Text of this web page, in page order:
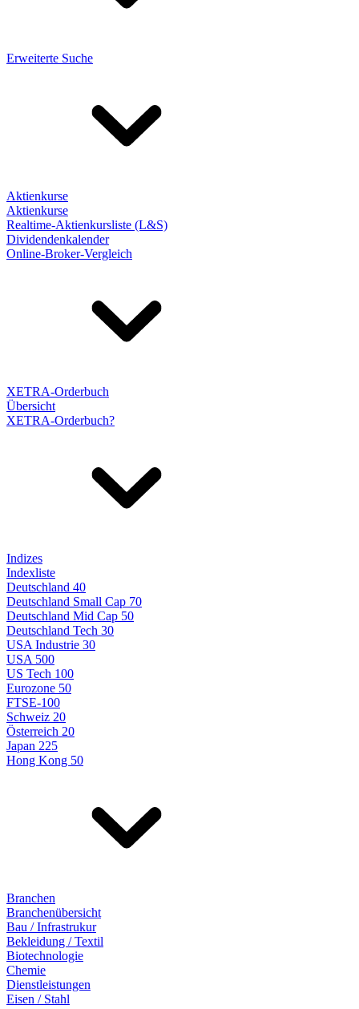
Erweiterte Suche
Aktienkurse
Aktienkurse
Realtime-Aktienkursliste (L&S)
Dividendenkalender
Online-Broker-Vergleich
XETRA-Orderbuch
Übersicht
XETRA-Orderbuch?
Indizes
Indexliste
Deutschland 40
Deutschland Small Cap 70
Deutschland Mid Cap 50
Deutschland Tech 30
USA Industrie 30
USA 500
US Tech 100
Eurozone 50
FTSE-100
Schweiz 20
Österreich 20
Japan 225
Hong Kong 50
Branchen
Branchenübersicht
Bau / Infrastrukur
Bekleidung / Textil
Biotechnologie
Chemie
Dienstleistungen
Eisen / Stahl